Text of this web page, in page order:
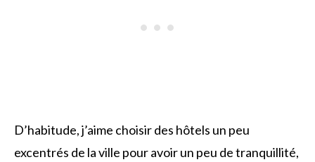
D’habitude, j’aime choisir des hôtels un peu
excentrés de la ville pour avoir un peu de tranquillité,